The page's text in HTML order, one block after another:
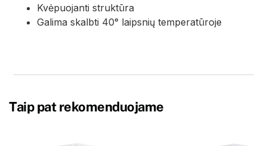
Kvėpuojanti struktūra
Galima skalbti 40° laipsnių temperatūroje
Taip pat rekomenduojame